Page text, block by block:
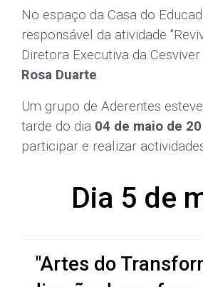
tarde do dia04 de maio de
participar e realizar actividades
Dia 5 de
"Artes do
Paulos